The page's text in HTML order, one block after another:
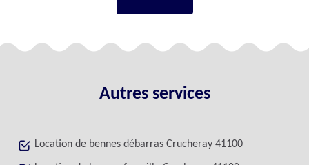
Autres services
Location de bennes débarras Crucheray 41100